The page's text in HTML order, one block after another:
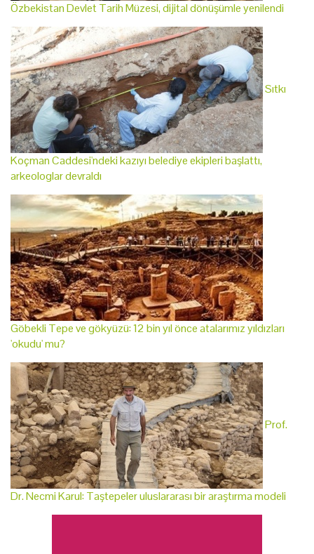
Özbekistan Devlet Tarih Müzesi, dijital dönüşümle yenilendi
Sıtkı
Koçman Caddesi'ndeki kazıyı belediye ekipleri başlattı,
arkeologlar devraldı
Göbekli Tepe ve gökyüzü: 12 bin yıl önce atalarımız yıldızları
'okudu' mu?
Prof.
Dr. Necmi Karul: Taştepeler uluslararası bir araştırma modeli